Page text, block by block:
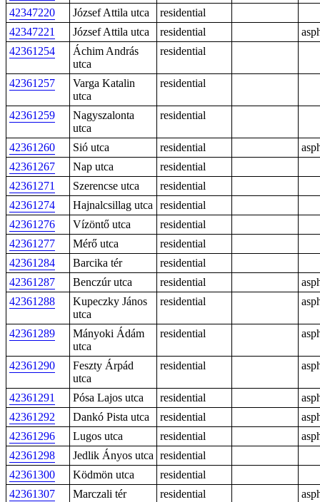
42347220
József Attila utca
residential
42347221
József Attila utca residential
42361254
Áchim András
utca
residential
42361257
Varga Katalin
utca
residential
42361259
Nagyszalonta
utca
residential
42361260 Sió utca residential
42361267
Nap utca
residential
42361271
Szerencse utca
residential
42361274
Hajnalcsillag utca
residential
42361276
Vízöntő utca
residential
42361277
Mérő utca
residential
42361284
Barcika tér
residential
42361287
Benczúr utca residential
42361288
Kupeczky János
utca
residential
42361289
Mányoki Ádám
utca
residential
42361290
Feszty Árpád
utca
residential
42361291 Pósa Lajos utca residential
42361292
Dankó Pista utca residential
42361296
Lugos utca residential
42361298
Jedlik Ányos utca residential
42361300
Ködmön utca
residential
42361307
Marczali tér residential